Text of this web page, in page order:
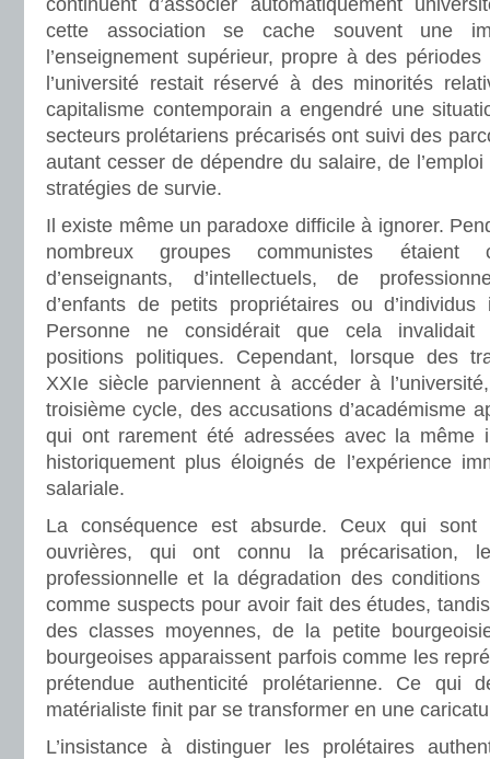
continuent d’associer automatiquement
cette association se cache souvent une
l’enseignement supérieur, propre à des
l’université restait réservé à des minorités
capitalisme contemporain a engendré une
secteurs prolétariens précarisés ont suivi des
autant cesser de dépendre du salaire, de
stratégies de survie.
Il existe même un paradoxe difficile à ignorer.
nombreux groupes communistes étaient
d’enseignants, d’intellectuels, de
d’enfants de petits propriétaires ou
Personne ne considérait que cela invalidait
positions politiques. Cependant, lorsque des
XXIe siècle parviennent à accéder à
troisième cycle, des accusations d’académisme
qui ont rarement été adressées avec la même
historiquement plus éloignés de l’expérience
salariale.
La conséquence est absurde. Ceux qui
ouvrières, qui ont connu la précarisation, le
professionnelle et la dégradation des
comme suspects pour avoir fait des études,
des classes moyennes, de la petite
bourgeoises apparaissent parfois comme les
prétendue authenticité prolétarienne. Ce qui
matérialiste finit par se transformer en une
L’insistance à distinguer les prolétaires